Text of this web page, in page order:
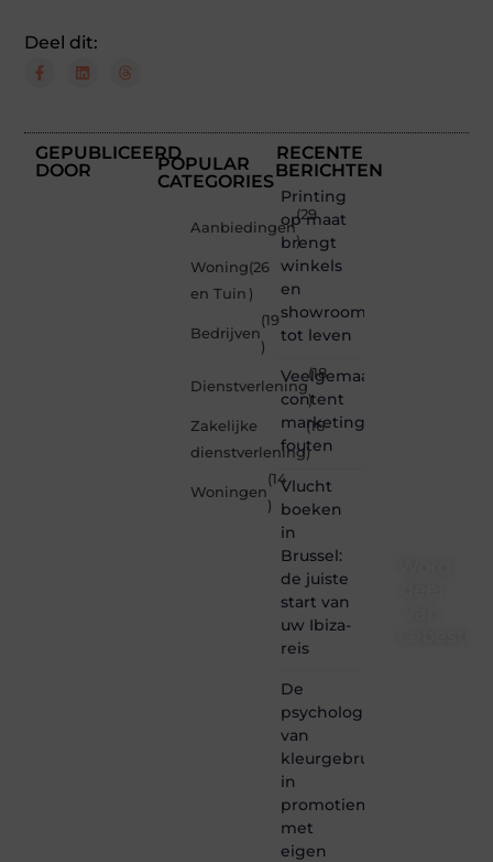
Deel dit:
GEPUBLICEERD
DOOR
POPULAR
CATEGORIES
Aanbiedingen
(29
)
Woning
en Tuin
(26
)
Bedrijven
(19
)
Dienstverlening
(18
)
Zakelijke
dienstverlening
(16
)
Woningen
(14
)
RECENTE
BERICHTEN
Printing
op maat
brengt
winkels
en
showrooms
tot leven
Veelgemaakte
content
marketing
fouten
Vlucht
boeken
in
Brussel:
de juiste
start van
uw Ibiza-
reis
De
psychologie
van
kleurgebruik
in
promotiemateriaal
met
eigen